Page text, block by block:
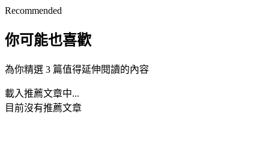
Recommended
你可能也喜歡
為你精選 3 篇值得延伸閱讀的內容
載入推薦文章中...
目前沒有推薦文章